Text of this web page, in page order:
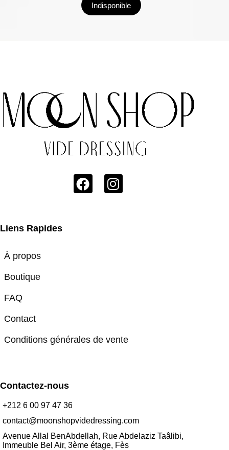
Indisponible
Liens Rapides
À propos
Boutique
FAQ
Contact
Conditions générales de vente
Contactez-nous
+212 6 00 97 47 36
contact@moonshopvidedressing.com
Avenue Allal BenAbdellah, Rue Abdelaziz Taâlibi,
Immeuble Bel Air, 3ème étage, Fès